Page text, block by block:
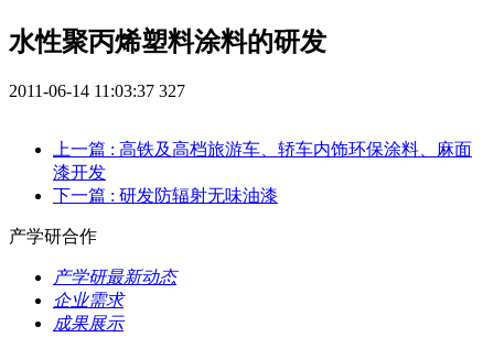
水性聚丙烯塑料涂料的研发
2011-06-14 11:03:37 327
上一篇 : 高铁及高档旅游车、轿车内饰环保涂料、麻面
漆开发
下一篇 : 研发防辐射无味油漆
产学研合作
产学研最新动态
企业需求
成果展示